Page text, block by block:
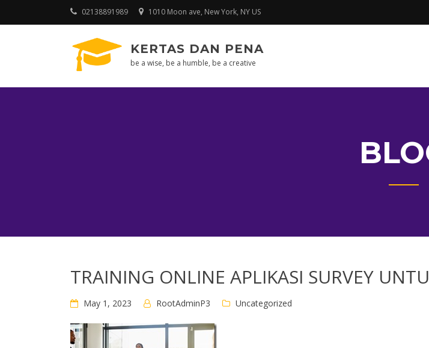
02138891989 1010 Moon ave, New York, NY US
KERTAS DAN PENA
be a wise, be a humble, be a creative
TRAINING ONLINE APLIKASI SURVEY
May 1, 2023 RootAdminP3 Uncategorized